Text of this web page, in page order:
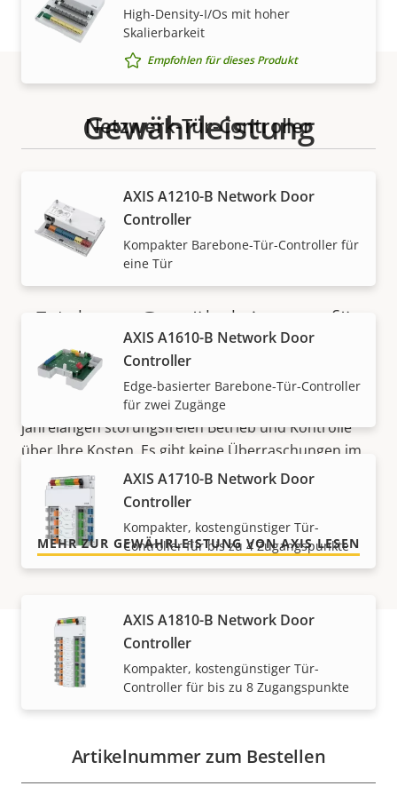
High-Density-I/Os mit hoher
Skalierbarkeit
Empfohlen für dieses Produkt
Netzwerk-Tür-Controller
AXIS A1210-B Network Door
Controller
Kompakter Barebone-Tür-Controller für
eine Tür
AXIS A1610-B Network Door
Controller
Edge-basierter Barebone-Tür-Controller
für zwei Zugänge
AXIS A1710-B Network Door
Controller
Kompakter, kostengünstiger Tür-
Controller für bis zu 4 Zugangspunkte
AXIS A1810-B Network Door
Controller
Kompakter, kostengünstiger Tür-
Controller für bis zu 8 Zugangspunkte
Gewährleistung
5-Jahres-Gewährleistung für
ein sicheres Gefühl
Unsere neue 5-jährige Gewährleistung bietet
jahrelangen störungsfreien Betrieb und Kontrolle
über Ihre Kosten. Es gibt keine Überraschungen im
Kleingedruckten – was wir versprechen, ist genau
das, was Sie bekommen.
MEHR ZUR GEWÄHRLEISTUNG VON AXIS LESEN
Artikelnummern
Artikelnummer zum Bestellen